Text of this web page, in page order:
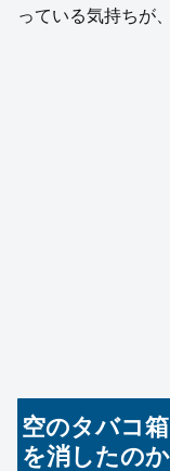
っている気持ちが
空のタバコ
を消したのか